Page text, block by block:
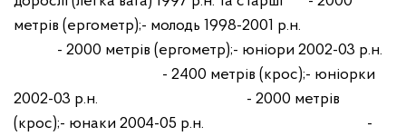
метрів (ергометр);- молодь 1998-2001 р.н.
- 2000 метрів (ергометр);- юніори 2002-03 р.н.
- 2400 метрів (крос);- юніорки
2002-03 р.н. - 2000 метрів
(крос);- юнаки 2004-05 р.н. -